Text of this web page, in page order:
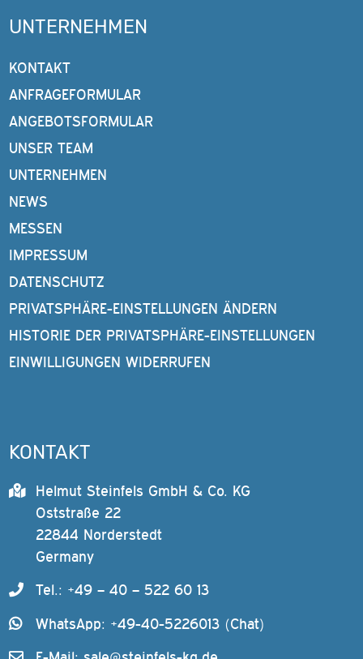
UNTERNEHMEN
KONTAKT
ANFRAGEFORMULAR
ANGEBOTSFORMULAR
UNSER TEAM
UNTERNEHMEN
NEWS
MESSEN
IMPRESSUM
DATENSCHUTZ
PRIVATSPHÄRE-EINSTELLUNGEN ÄNDERN
HISTORIE DER PRIVATSPHÄRE-EINSTELLUNGEN
EINWILLIGUNGEN WIDERRUFEN
KONTAKT
Helmut Steinfels GmbH & Co. KG
Oststraße 22
22844 Norderstedt
Germany
Tel.: +49 – 40 – 522 60 13
WhatsApp: +49-40-5226013 (Chat)